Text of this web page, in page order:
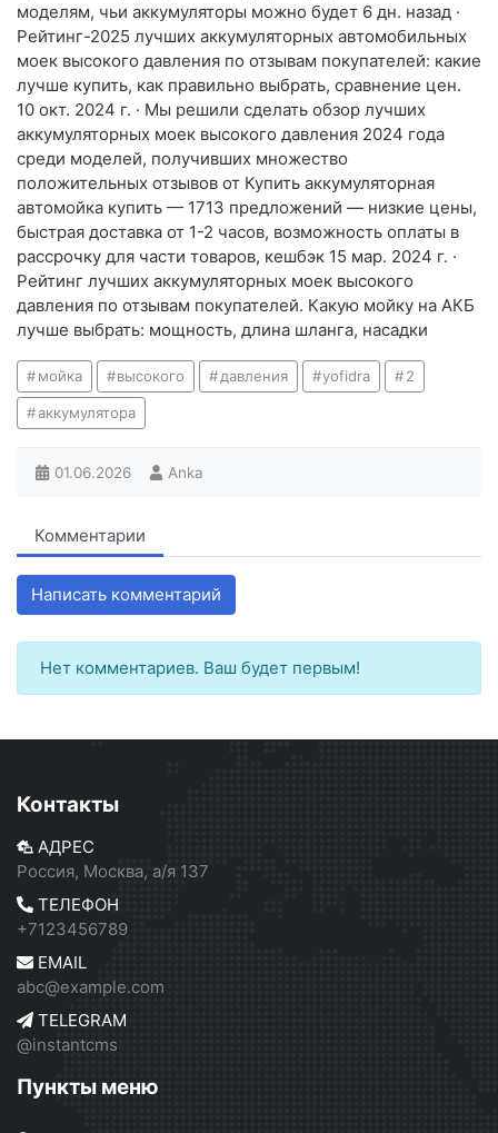
моделям, чьи аккумуляторы можно будет 6 дн. назад ·
Рейтинг-2025 лучших аккумуляторных автомобильных
моек высокого давления по отзывам покупателей: какие
лучше купить, как правильно выбрать, сравнение цен.
10 окт. 2024 г. · Мы решили сделать обзор лучших
аккумуляторных моек высокого давления 2024 года
среди моделей, получивших множество
положительных отзывов от Купить аккумуляторная
автомойка купить — 1713 предложений — низкие цены,
быстрая доставка от 1-2 часов, возможность оплаты в
рассрочку для части товаров, кешбэк 15 мар. 2024 г. ·
Рейтинг лучших аккумуляторных моек высокого
давления по отзывам покупателей. Какую мойку на АКБ
лучше выбрать: мощность, длина шланга, насадки
мойка высокого давления yofidra 2
аккумулятора
01.06.2026 Anka
Комментарии
Написать комментарий
Нет комментариев. Ваш будет первым!
Контакты
АДРЕС
Россия, Москва, а/я 137
ТЕЛЕФОН
+7123456789
EMAIL
abc@example.com
TELEGRAM
@instantcms
Пункты меню